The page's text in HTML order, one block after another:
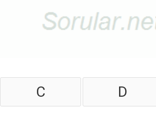
C D